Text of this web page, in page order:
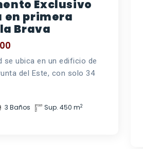
Exclusivo
en primera
Brava
se ubica en un edificio de
del Este, con solo 34
3 Baños Sup. 450 m2